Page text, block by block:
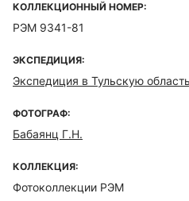
КОЛЛЕКЦИОННЫЙ НОМЕР:
РЭМ 9341-81
ЭКСПЕДИЦИЯ:
Экспедиция в Тульскую область
ФОТОГРАФ:
Бабаянц Г.Н.
КОЛЛЕКЦИЯ:
Фотоколлекции РЭМ